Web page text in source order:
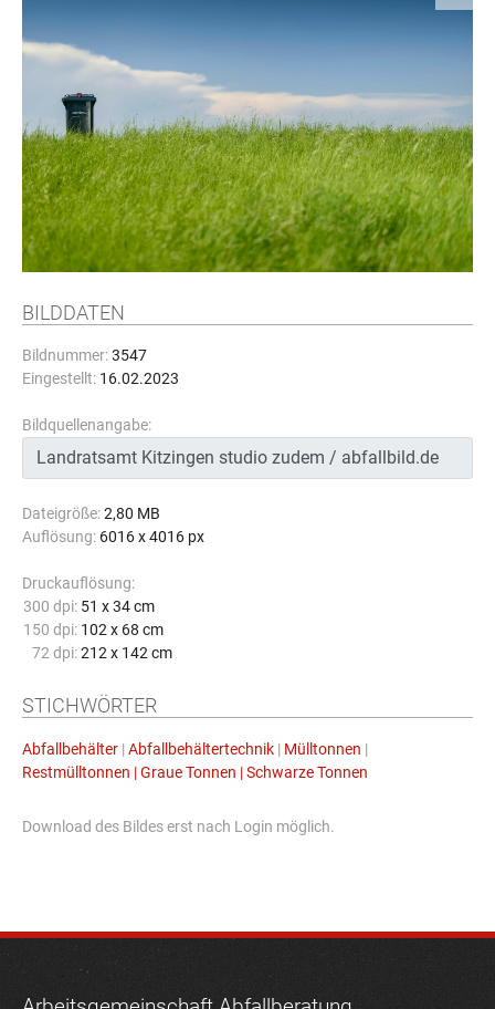
BILDDATEN
Bildnummer:3547
Eingestellt: 16.02.2023
Bildquellenangabe:
Dateigröße:2,80 MB
Auflösung: 6016 x 4016 px
Druckauflösung:
300 dpi: 51 x 34 cm
150 dpi: 102 x 68 cm
72 dpi: 212 x 142 cm
STICHWÖRTER
Abfallbehälter | Abfallbehältertechnik | Mülltonnen |
Restmülltonnen | Graue Tonnen | Schwarze Tonnen
Download des Bildes erst nach Login möglich.